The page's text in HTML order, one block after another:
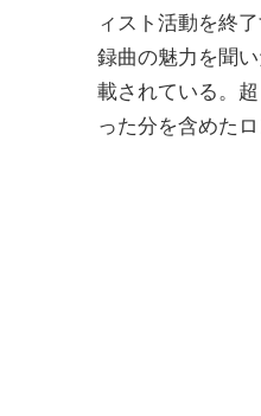
ィスト活動を終
録曲の魅力を聞
載されている。
った分を含めた